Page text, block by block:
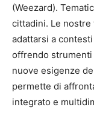
(Weezard).
cittadini. Le
adattarsi a
offrendo strumenti
nuove esigenze
permette di
integrato e